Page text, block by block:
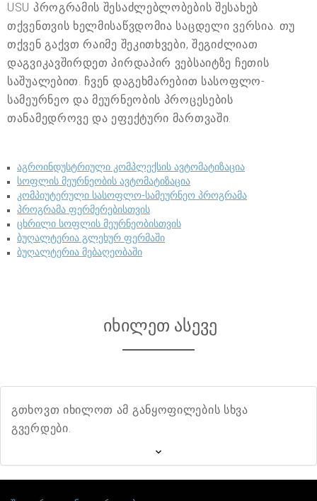
USU პროგრამის შესაძლებლობების შესახებ
თქვენთვის ხელმისაწვდომია საცდელი ვერსია. თუ
თქვენ გაქვთ რაიმე შეკითხვები, შეგიძლიათ
დაგვიკავშირდეთ პირდაპირ ვებსაიტზე ჩეთის
საშუალებით. ჩვენ დაგეხმარებით სასოფლო-
სამეურნეო და მეურნეობის პროცესების
თანამედროვე და ეფექტური მართვაში.
აგროინდუსტრიული კომპლექსის ავტომატიზაცია
სოფლის მეურნეობის ავტომატიზაცია
კომპიუტერული სასოფლო-სამეურნეო პროგრამა
პროგრამა ფერმერებისთვის
ცხრილი სოფლის მეურნეობისთვის
ბუღალტერია გლეხურ ფერმაში
ბუღალტერია მებაღეობაში
იხილეთ ასევე
გთხოვთ იხილოთ ამ განყოფილების სხვა
გვერდები.